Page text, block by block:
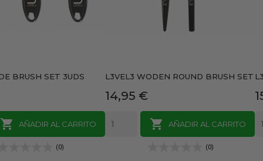
BRUSH SET 3UDS
 AÑADIR AL CARRITO
(0)
L3VEL3 WODEN ROUND BRUSH SET
Precio
14,95 €

AÑADIR AL CARRITO
(0)